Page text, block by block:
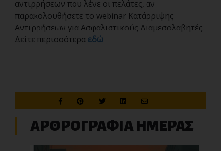
αντιρρήσεων που λένε οι πελάτες, αν
παρακολουθήσετε το webinar Κατάρριψης
Αντιρρήσεων για Ασφαλιστικούς Διαμεσολαβητές.
Δείτε περισσότερα εδώ
ΑΡΘΡΟΓΡΑΦΙΑ ΗΜΕΡΑΣ